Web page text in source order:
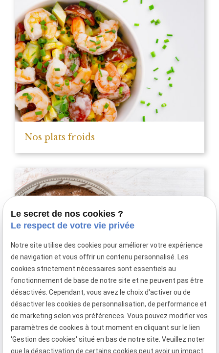
Nos plats froids
Nos desserts
Le secret de nos cookies ?
Le respect de votre vie privée
Notre site utilise des cookies pour améliorer votre expérience
de navigation et vous offrir un contenu personnalisé. Les
cookies strictement nécessaires sont essentiels au
fonctionnement de base de notre site et ne peuvent pas être
désactivés. Cependant, vous avez le choix d'activer ou de
désactiver les cookies de personnalisation, de performance et
de marketing selon vos préférences. Vous pouvez modifier vos
paramètres de cookies à tout moment en cliquant sur le lien
'Gestion des cookies' situé en bas de notre site. Veuillez noter
que la désactivation de certains cookies peut avoir un impact